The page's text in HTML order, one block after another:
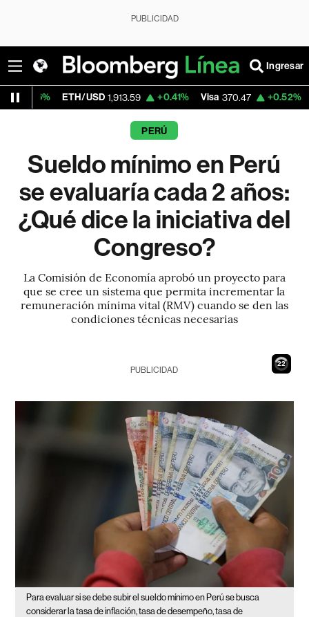
PUBLICIDAD
Ingresar
ETH/USD 1,913.59 +0.41% Visa 370.47 +0.52%
PERÚ
Sueldo mínimo en Perú
se evaluaría cada 2 años:
¿Qué dice la iniciativa del
Congreso?
La Comisión de Economía aprobó un proyecto para
que se cree un sistema que permita incrementar la
remuneración mínima vital (RMV) cuando se den las
condiciones técnicas necesarias
21
PUBLICIDAD
Para evaluar si se debe subir el sueldo mínimo en Perú se busca
considerar la tasa de inflación, tasa de desempeño, tasa de